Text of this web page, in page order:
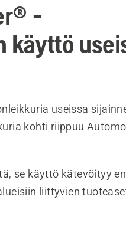
-
käyttö
useissa
kohti riippuu
se käyttö kätevöityy
liittyvien